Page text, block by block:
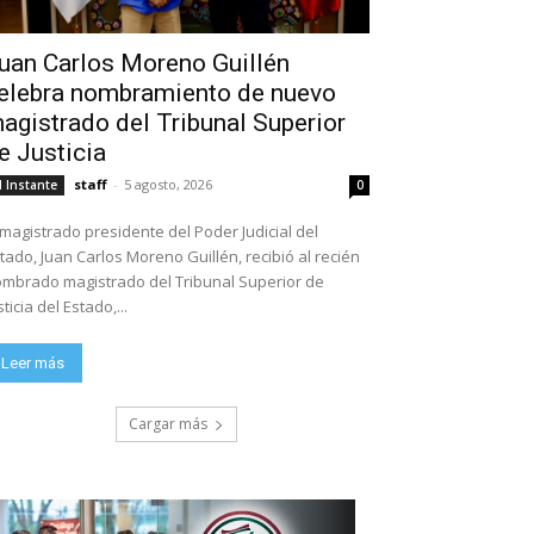
Carlos Moreno Guillén
nombramiento de nuevo
del Tribunal Superior
Justicia
Instante staff - 5 agosto, 2026 0
presidente del Poder Judicial del
Juan Carlos Moreno Guillén, recibió al recién
magistrado del Tribunal Superior de
del Estado,...
Leer más
Cargar más